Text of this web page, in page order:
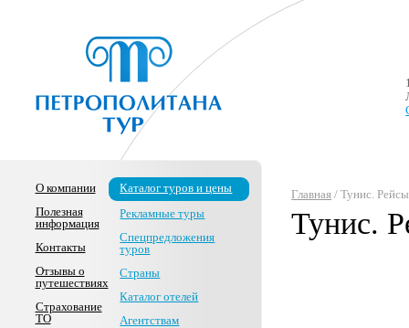
О компании
Полезная
информация
Контакты
Отзывы о
путешествиях
Страхование
ТО
Каталог туров и цены
Рекламные туры
Спецпредложения
туров
Страны
Каталог отелей
Агентствам
Главная / Тунис.
Тунис.